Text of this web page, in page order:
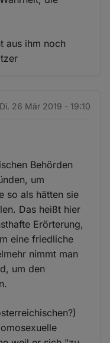
aus ihm noch
Di. 26 Mär 2019 - 19:10
Behörden
um
so als hätten sie
Das heißt hier
Erörterung,
eine friedliche
nimmt man
um den